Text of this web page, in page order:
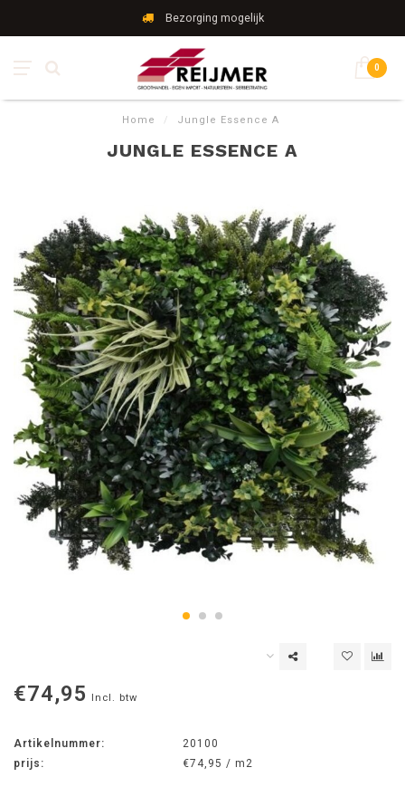
Bezorging mogelijk
0
Home / Jungle Essence A
JUNGLE ESSENCE A
€74,95 Incl. btw
Artikelnummer:
20100
prijs:
€74,95 / m2